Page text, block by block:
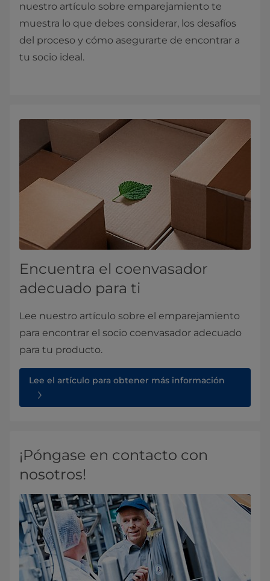
nuestro artículo sobre emparejamiento te
muestra lo que debes considerar, los desafíos
del proceso y cómo asegurarte de encontrar a
tu socio ideal.
Encuentra el coenvasador
adecuado para ti
Lee nuestro artículo sobre el emparejamiento
para encontrar el socio coenvasador adecuado
para tu producto.
Lee el artículo para obtener más información
¡Póngase en contacto con
nosotros!